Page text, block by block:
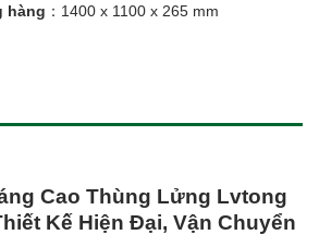
hàng ：1400 x 1100 x 265 mm
Cao Thùng Lửng Lvtong
Kế Hiện Đại, Vận Chuyển